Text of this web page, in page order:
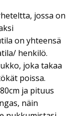
jossa on
on yhteensä
henkilö.
joka takaa
poissa.
ja pituus
näin